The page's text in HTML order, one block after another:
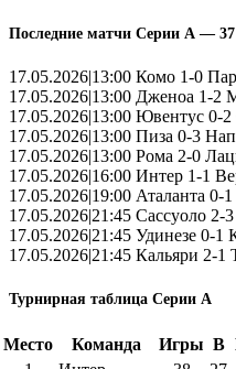
Последние матчи Серии А — 37
17.05.2026|13:00 Комо 1-0
17.05.2026|13:00 Дженоа 1-2
17.05.2026|13:00 Ювентус 0-
17.05.2026|13:00 Пиза 0-3
17.05.2026|13:00 Рома 2-0
17.05.2026|16:00 Интер 1-1
17.05.2026|19:00 Аталанта 0-
17.05.2026|21:45 Сассуоло 2-
17.05.2026|21:45 Удинезе 0-1
17.05.2026|21:45 Кальяри 2-1
Турнирная таблица Серии А
Место Команда Игры В